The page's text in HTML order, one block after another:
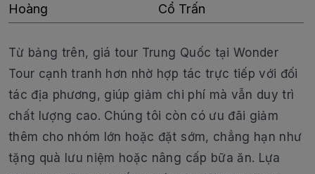
Hoàng
Cổ Trấn
Từ bảng trên, giá tour Trung Quốc tại Wonder
Tour cạnh tranh hơn nhờ hợp tác trực tiếp với đối
tác địa phương, giúp giảm chi phí mà vẫn duy trì
chất lượng cao. Chúng tôi còn có ưu đãi giảm
thêm cho nhóm lớn hoặc đặt sớm, chẳng hạn như
tặng quà lưu niệm hoặc nâng cấp bữa ăn. Lựa